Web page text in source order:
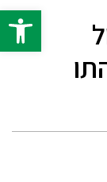
פתח